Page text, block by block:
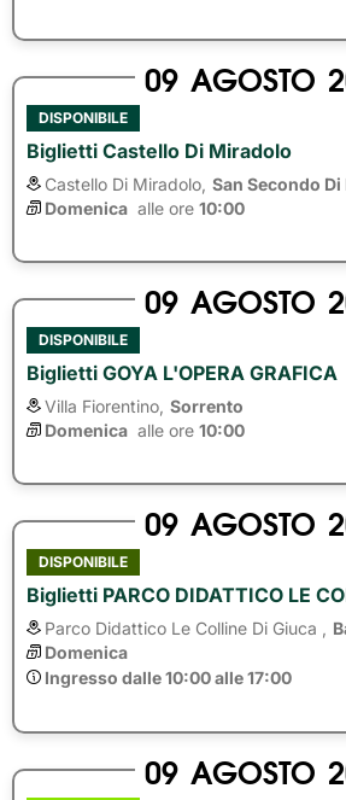
09 AGOSTO
DISPONIBILE
Biglietti Castello Di Miradolo
Castello Di Miradolo, San Secondo
Domenica alle ore 10:00
09 AGOSTO
DISPONIBILE
Biglietti GOYA L'OPERA GRAFICA
Villa Fiorentino, Sorrento
Domenica alle ore 10:00
09 AGOSTO
DISPONIBILE
Biglietti PARCO DIDATTICO LE
Parco Didattico Le Colline Di Giuca ,
Domenica
Ingresso dalle 10:00 alle 17:00
09 AGOSTO